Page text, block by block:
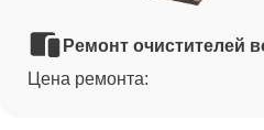
Ремонт очистителей
Цена ремонта: